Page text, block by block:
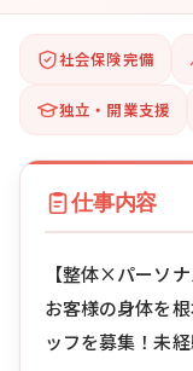
社会保険完備
独立・開業支援
仕事内容
【整体×パーソ
お客様の身体を
ッフを募集！未